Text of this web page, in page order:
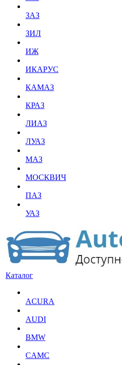
ЗАЗ
ЗИЛ
ИЖ
ИКАРУС
КАМАЗ
КРАЗ
ЛИАЗ
ЛУАЗ
МАЗ
МОСКВИЧ
ПАЗ
УАЗ
Каталог
ACURA
AUDI
BMW
CAMC